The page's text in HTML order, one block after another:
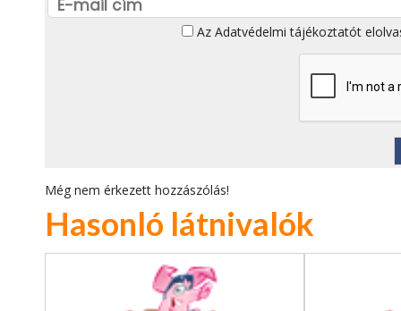
Az Adatvédelmi tájékoztatót
Még nem érkezett hozzászólás!
Hasonló látnivalók